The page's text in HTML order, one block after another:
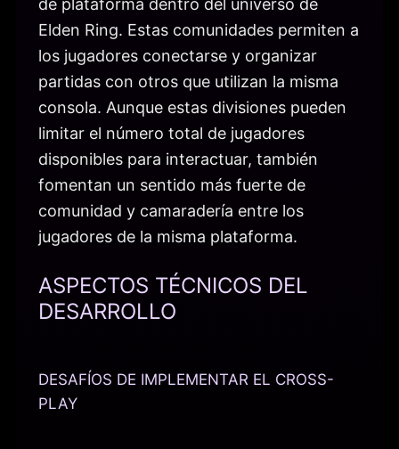
de plataforma dentro del universo de
Elden Ring. Estas comunidades permiten a
los jugadores conectarse y organizar
partidas con otros que utilizan la misma
consola. Aunque estas divisiones pueden
limitar el número total de jugadores
disponibles para interactuar, también
fomentan un sentido más fuerte de
comunidad y camaradería entre los
jugadores de la misma plataforma.
ASPECTOS TÉCNICOS DEL
DESARROLLO
DESAFÍOS DE IMPLEMENTAR EL CROSS-
PLAY